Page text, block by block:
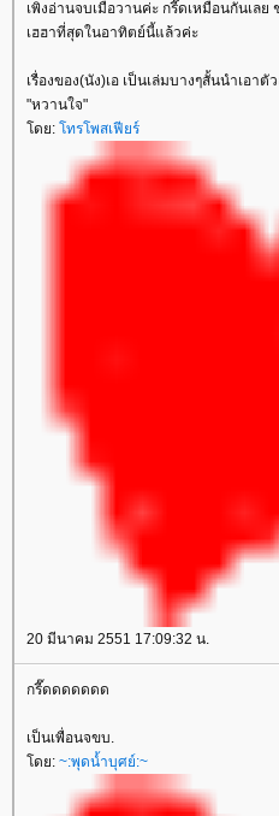
เพิ่งอ่านจบเมื่อวานค่ะ กรี๊ดเหมือนกันเล
เฮฮาที่สุดในอาทิตย์นี้แล้วค่ะ
เรื่องของ(นัง)เอ เป็นเล่มบางๆสั้นนำเอา
"หวานใจ"
ดย: ทรโพสเฟียร์
20 มีนาคม 2551 17:09:32 น.
กรี๊ดดดดดดด
เป็นเพื่อนจขบ.
ดย: ~:พุดน้ำบุศย์:~